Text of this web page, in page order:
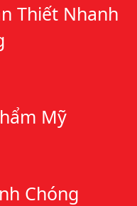
Thiết Nhanh
Mỹ
Chóng